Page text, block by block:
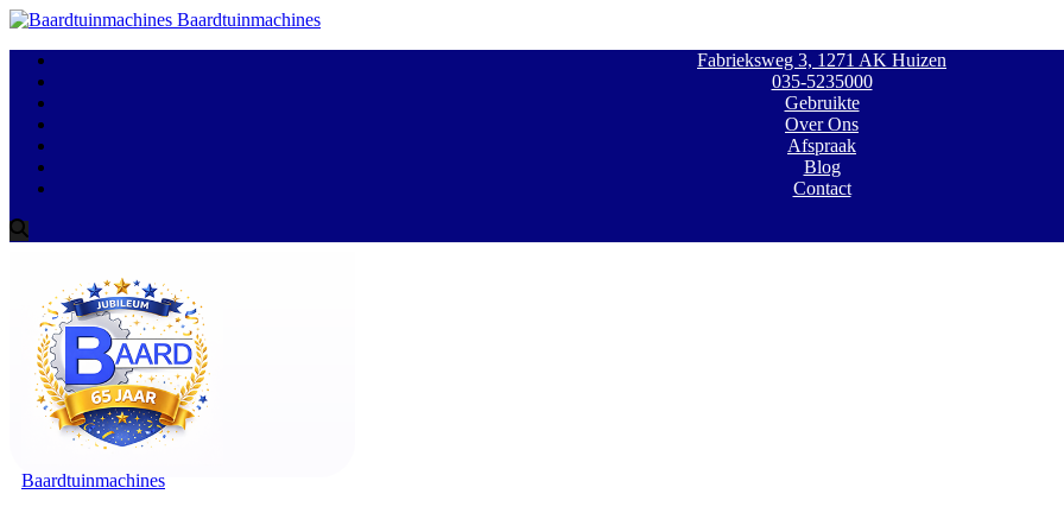
Baardtuinmachines
Fabrieksweg 3, 1271 AK Huizen
035-5235000
Gebruikte
Over Ons
Afspraak
Blog
Contact
Baardtuinmachines